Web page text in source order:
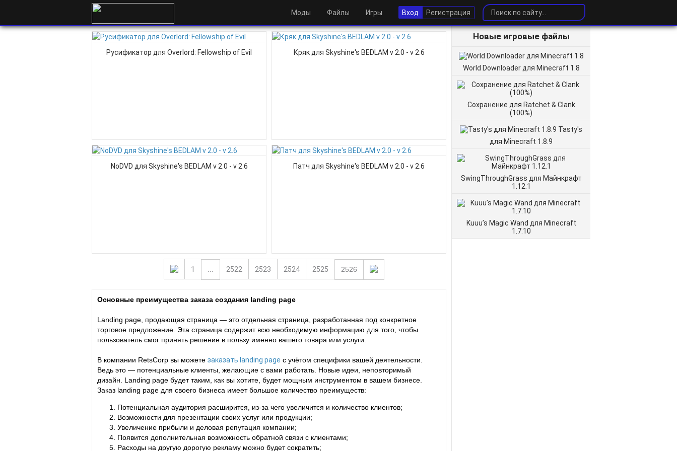
Моды Файлы Игры Вход Регистрация
Новые игровые файлы
World Downloader для Minecraft 1.8
Сохранение для Ratchet & Clank
(100%)
Tasty's
для Minecraft 1.8.9
SwingThroughGrass для Майнкрафт
1.12.1
Kuuu’s Magic Wand для Minecraft
1.7.10
Русификатор для Overlord: Fellowship of Evil Кряк для Skyshine's BEDLAM v 2.0 - v 2.6
NoDVD для Skyshine's BEDLAM v 2.0 - v 2.6 Патч для Skyshine's BEDLAM v 2.0 - v 2.6
1 2522 2523 2524 2525 2526
Основные преимущества заказа создания landing page
Landing page, продающая страница — это отдельная страница, разработанная под конкретное
торговое предложение. Эта страница содержит всю необходимую информацию для того, чтобы
пользователь смог принять решение в пользу именно вашего товара или услуги.
В компании RetsCorp вы можете заказать landing page с учётом специфики вашей деятельности.
Ведь это — потенциальные клиенты, желающие с вами работать. Новые идеи, неповторимый
дизайн. Landing page будет таким, как вы хотите, будет мощным инструментом в вашем бизнесе.
Заказ landing page для своего бизнеса имеет большое количество преимуществ:
Потенциальная аудитория расширится, из-за чего увеличится и количество клиентов;
Возможности для презентации своих услуг или продукции;
Увеличение прибыли и деловая репутация компании;
Появится дополнительная возможность обратной связи с клиентами;
Расходы на другую дорогую рекламу можно будет сократить;